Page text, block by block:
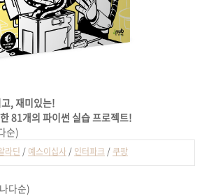
, 재미있는!
81개의 파이썬 실습 프로젝트!
순)
라딘 / 예스이십사 / 인터파크 / 쿠팡
다순)